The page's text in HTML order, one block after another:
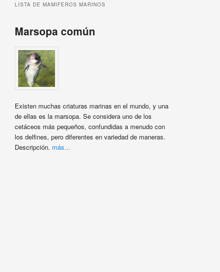
LISTA DE MAMIFEROS MARINOS
Marsopa común
Existen muchas criaturas marinas en el mundo, y una
de ellas es la marsopa. Se considera uno de los
cetáceos más pequeños, confundidas a menudo con
los delfines, pero diferentes en variedad de maneras.
Descripción. más...